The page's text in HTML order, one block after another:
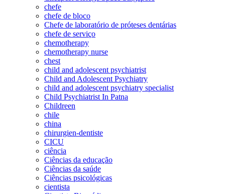
chefe
chefe de bloco
Chefe de laboratório de próteses dentárias
chefe de serviço
chemotherapy
chemotherapy nurse
chest
child and adolescent psychiatrist
Child and Adolescent Psychiatry
child and adolescent psychiatry specialist
Child Psychiatrist In Patna
Childreen
chile
china
chirurgien-dentiste
CICU
ciência
Ciências da educação
Ciências da saúde
Ciências psicológicas
cientista